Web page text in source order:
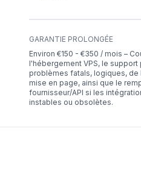
GARANTIE PROLONGÉE
Environ €150 - €350 / mois –
l'hébergement VPS, le
problèmes fatals, logiques, de
mise en page, ainsi que le
fournisseur/API si les
instables ou obsolètes.